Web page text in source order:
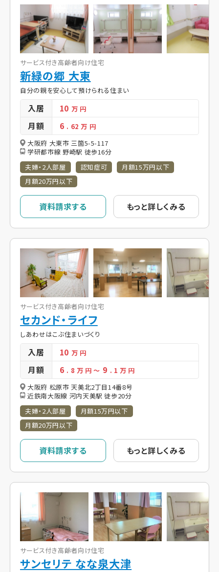
サービス付き高齢者向け住宅
新緑の郷 大東
自分の親を安心して預けられる住まい
入居 10万 円
月額 6 . 62万 円
大阪府 大東市 三箇5-5-117
学研都市線 野崎駅 徒歩16分
夫婦・2人部屋
認知症可
月額15万円以下
月額20万円以下
資料請求する もっと詳しくみる
サービス付き高齢者向け住宅
セカンド・ライフ
しあわせはこぶ住まいづくり
入居 10万 円
月額 6 . 8 万 円～ 9 . 1万 円
大阪府 松原市 天美北2丁目14番8号
近鉄南大阪線 河内天美駅 徒歩20分
夫婦・2人部屋
月額15万円以下
月額20万円以下
資料請求する もっと詳しくみる
サービス付き高齢者向け住宅
サンセリテ なな泉大津